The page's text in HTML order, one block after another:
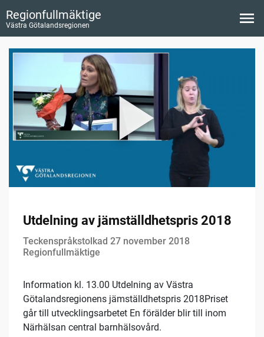
Regionfullmäktige
Västra Götalandsregionen
Utdelning av jämställdhetspris 2018
Teckenspråkstolkad 27 november 2018
Regionfullmäktige
Information kl. 13.00 Utdelning av Västra
Götalandsregionens jämställdhetspris 2018Priset
går till utvecklingsarbetet En förälder blir till inom
Närhälsan central barnhälsovård.